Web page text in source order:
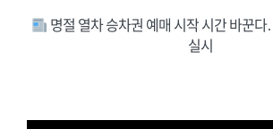
명절 열차 승차권 예매 시작 시간 바꾼
실시